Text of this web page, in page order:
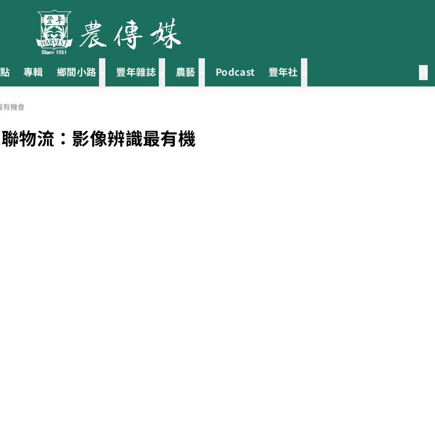
專輯 鄉間小路 豐年雜誌 農藝 Podcast 豐年社
機會
物流：影像辨識最有機